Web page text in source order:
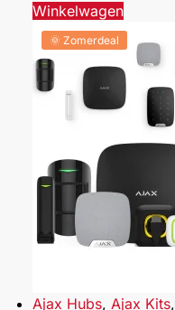
Winkelwagen
🌞 Zomerdeal
Ajax Hubs, Ajax Kits,